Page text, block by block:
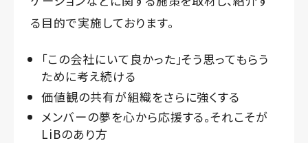
る目的で実施しております。
「この会社にいて良かった」そう思ってもらう
ために考え続ける
価値観の共有が組織をさらに強くする
メンバーの夢を心から応援する。それこそが
LiBのあり方